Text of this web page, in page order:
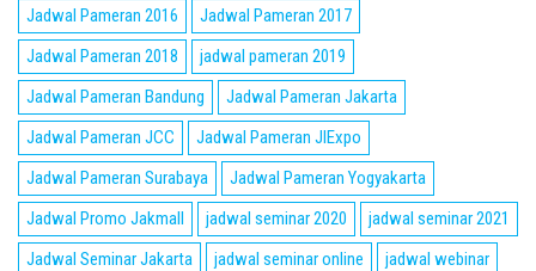
Jadwal Pameran 2016
Jadwal Pameran 2017
Jadwal Pameran 2018
jadwal pameran 2019
Jadwal Pameran Bandung
Jadwal Pameran Jakarta
Jadwal Pameran JCC
Jadwal Pameran JIExpo
Jadwal Pameran Surabaya
Jadwal Pameran Yogyakarta
Jadwal Promo Jakmall
jadwal seminar 2020
jadwal seminar 2021
Jadwal Seminar Jakarta
jadwal seminar online
jadwal webinar